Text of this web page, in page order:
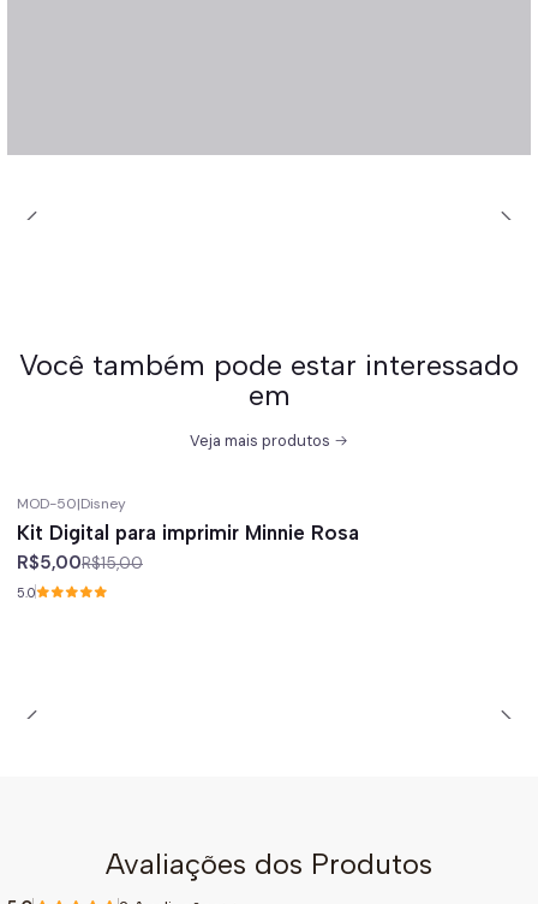
Você também pode estar interessado
em
Veja mais produtos
MOD-50|Disney
Kit Digital para imprimir Minnie Rosa
R$5,00R$15,00
5.0
Avaliações dos Produtos